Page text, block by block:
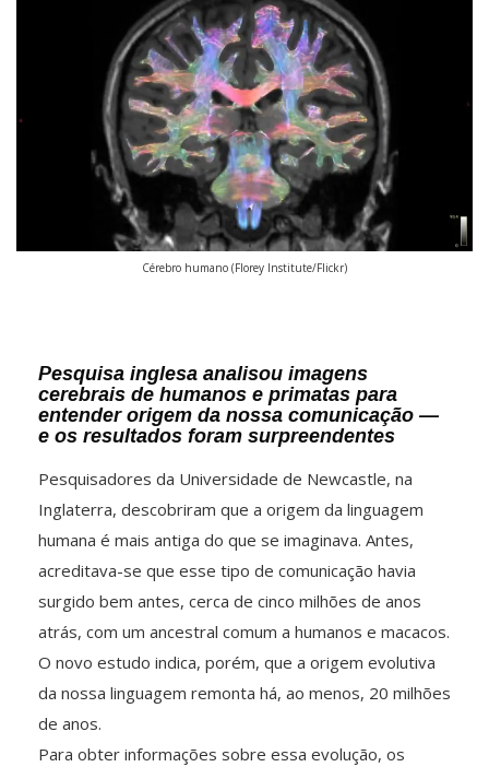
Cérebro humano (Florey Institute/Flickr)
Pesquisa inglesa analisou imagens
cerebrais de humanos e primatas para
entender origem da nossa comunicação —
e os resultados foram surpreendentes
Pesquisadores da Universidade de Newcastle, na
Inglaterra, descobriram que a origem da linguagem
humana é mais antiga do que se imaginava. Antes,
acreditava-se que esse tipo de comunicação havia
surgido bem antes, cerca de cinco milhões de anos
atrás, com um ancestral comum a humanos e macacos.
O novo estudo indica, porém, que a origem evolutiva
da nossa linguagem remonta há, ao menos, 20 milhões
de anos.
Para obter informações sobre essa evolução, os